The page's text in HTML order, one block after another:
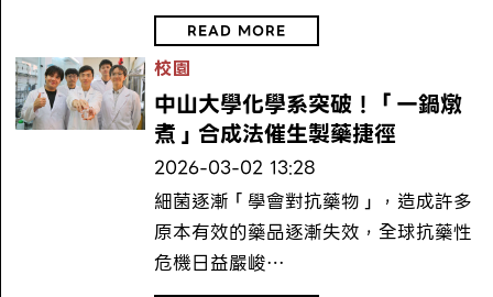
READ MORE
校園
中山大學化學系突破！「一鍋燉
煮」合成法催生製藥捷徑
2026-03-02 13:28
細菌逐漸「學會對抗藥物」，造成許多
原本有效的藥品逐漸失效，全球抗藥性
危機日益嚴峻…